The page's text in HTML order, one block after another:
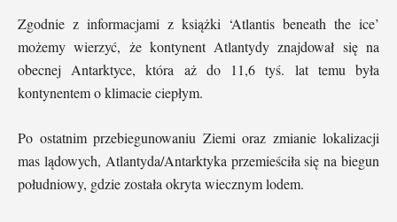
Zgodnie z informacjami z książki ‘Atlantis beneath the ice’
możemy wierzyć, że kontynent Atlantydy znajdował się na
obecnej Antarktyce, która aż do 11,6 tyś. lat temu była
kontynentem o klimacie ciepłym.
Po ostatnim przebiegunowaniu Ziemi oraz zmianie lokalizacji
mas lądowych, Atlantyda/Antarktyka przemieściła się na biegun
południowy, gdzie została okryta wiecznym lodem.